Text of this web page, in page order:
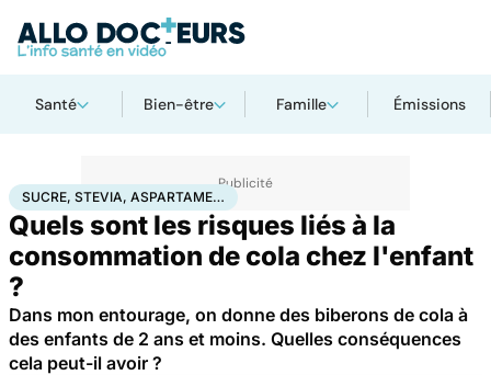
Santé Bien-être Famille Émissions
AccueilSantéSucre, stevia, aspartame…
SUCRE, STEVIA, ASPARTAME…
Quels sont les risques liés à la
consommation de cola chez l'enfant
?
Dans mon entourage, on donne des biberons de cola à
des enfants de 2 ans et moins. Quelles conséquences
cela peut-il avoir ?